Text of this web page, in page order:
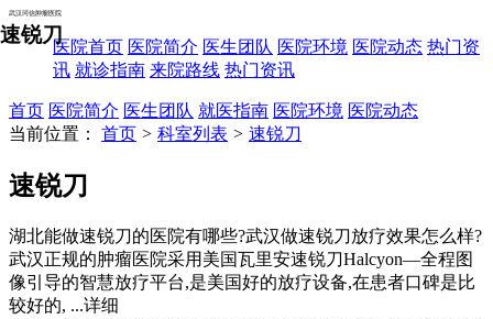
武汉珂信肿瘤医院
医院首页 医院简介 医生团队 医院环境 医院动态 热门资
讯 就诊指南 来院路线 热门资讯
首页 医院简介 医生团队 就医指南 医院环境 医院动态
当前位置： 首页 > 科室列表 > 速锐刀
速锐刀
速锐刀
湖北能做速锐刀的医院有哪些?武汉做速锐刀放疗效果怎么样?
武汉正规的肿瘤医院采用美国瓦里安速锐刀Halcyon—全程图
像引导的智慧放疗平台,是美国好的放疗设备,在患者口碑是比
较好的, ...详细